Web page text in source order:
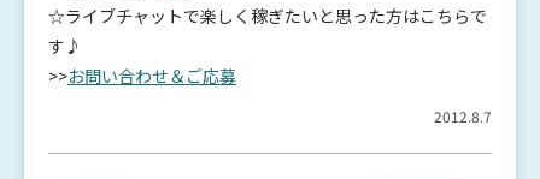
☆ライブチャットで楽しく稼ぎたいと思った方はこちらで
す♪
>>お問い合わせ＆ご応募
2012.8.7